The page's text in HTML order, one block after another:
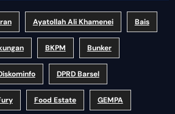
Ayatollah Ali Khamenei Bais
BKPM Bunker
DPRD Barsel
Food Estate GEMPA